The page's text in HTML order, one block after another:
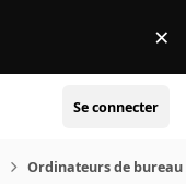
×
Se connecter
Ordinateurs de bureau